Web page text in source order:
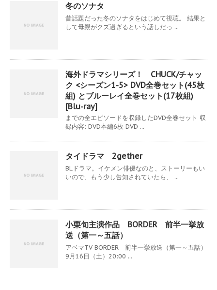
冬のソナタ
昔話題だった冬のソナタをはじめて視聴。 結果と
して母親がクズ過ぎるという話しだっ ...
海外ドラマシリーズ！ CHUCK/チャッ
ク <シーズン1-5> DVD全巻セット(45枚
組) とブルーレイ全巻セット(17枚組)
[Blu-ray]
までの全エピソードを収録したDVD全巻セット 収
録内容: DVD本編6枚 DVD ...
タイドラマ 2gether
BLドラマ。イケメン俳優なのと、ストーリーもい
いので、もう少し告知されていたら、 ...
小栗旬主演作品 BORDER 前半一挙放
送（第一～五話）
アベマTV BORDER 前半一挙放送（第一～五話）
9月16日（土）20:00 ...